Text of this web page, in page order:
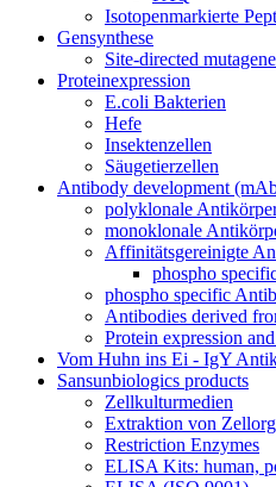
Isotopenmarkierte
Gensynthese
Site-directed
Proteinexpression
E.coli Bakterien
Hefe
Insektenzellen
Säugetierzellen
Antibody development
polyklonale
monoklonale
Affinitätsgereinigte
phospho
phospho specific
Antibodies derived
Protein expression
Vom Huhn ins Ei - IgY
Sansunbiologics products
Zellkulturmedien
Extraktion von
Restriction Enzymes
ELISA Kits: human,